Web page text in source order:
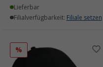
Lieferbar
Filialverfügbarkeit: Filiale setzen
%